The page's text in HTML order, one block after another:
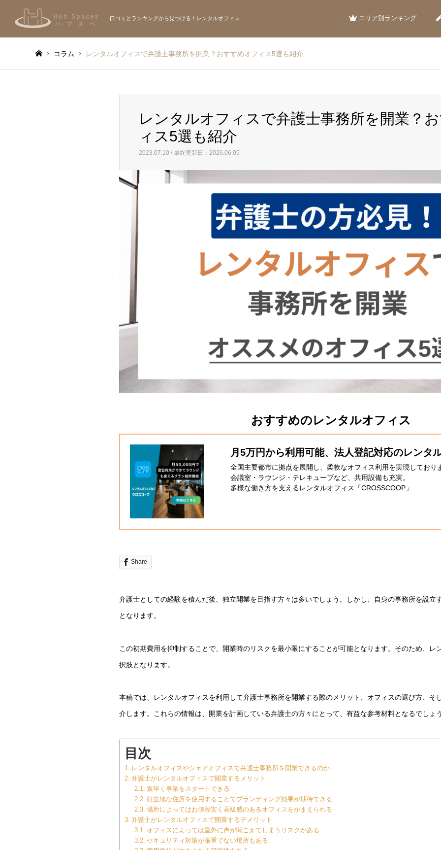
口コミとランキングから見つける！レンタルオフィス エリア別ランキング
コラム レンタルオフィスで弁護士事務所を開業？おすすめオフィス5選も紹介
レンタルオフィスで弁護士事務所を開業？
ィス5選も紹介
2023.07.10 / 最終更新日：2026.06.05
おすすめのレンタルオフィス
月5万円から利用可能、法人登記対応のレンタ
全国主要都市に拠点を展開し、柔軟なオフィス利用を実現しており
会議室・ラウンジ・テレキューブなど、共用設備も充実。
多様な働き方を支えるレンタルオフィス「CROSSCOOP」
Share
弁護士としての経験を積んだ後、独立開業を目指す方々は多いでしょう。しかし、自身の事務所を設立
となります。
この初期費用を抑制することで、開業時のリスクを最小限にすることが可能となります。そのため、レ
択肢となります。
本稿では、レンタルオフィスを利用して弁護士事務所を開業する際のメリット、オフィスの選び方、そ
介します。これらの情報は、開業を計画している弁護士の方々にとって、有益な参考材料となるでしょ
目次
レンタルオフィスやシェアオフィスで弁護士事務所を開業できるのか
弁護士がレンタルオフィスで開業するメリット
素早く事業をスタートできる
好立地な住所を使用することでブランディング効果が期待できる
場所によってはお値段安く高級感のあるオフィスをかまえられる
弁護士がレンタルオフィスで開業するデメリット
オフィスによっては室外に声が聞こえてしまうリスクがある
セキュリティ対策が厳重でない場所もある